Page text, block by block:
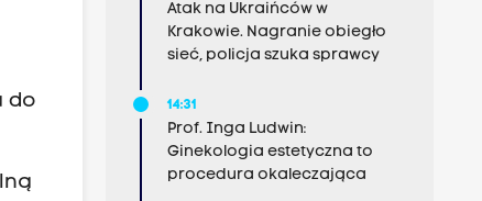
do
Atak na Ukraińców w
Krakowie. Nagranie obiegło
sieć, policja szuka sprawcy
14:31
Prof. Inga Ludwin:
Ginekologia estetyczna to
procedura okaleczająca